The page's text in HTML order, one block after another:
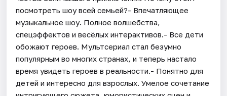
посмотреть шоу всей семьей?- Впечатляющее
музыкальное шоу. Полное волшебства,
спецэффектов и весёлых интерактивов.- Все дети
обожают героев. Мультсериал стал безумно
популярным во многих странах, и теперь настало
время увидеть героев в реальности.- Понятно для
детей и интересно для взрослых. Умелое сочетание